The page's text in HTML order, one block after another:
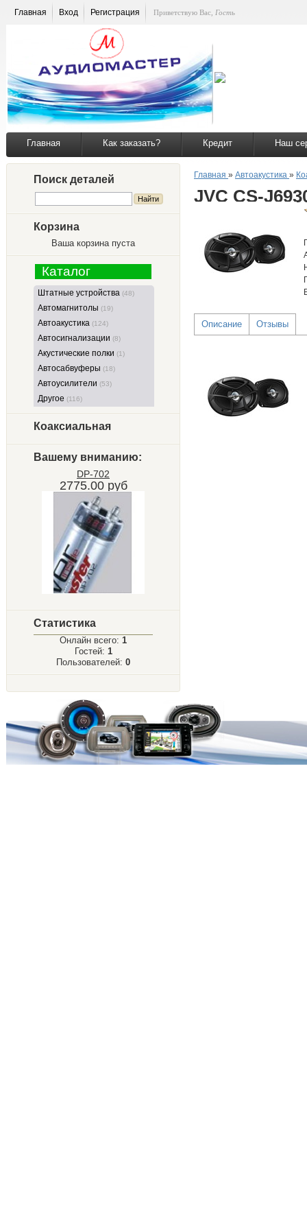
Главная Вход Регистрация Приветствую Вас Гость
Главная Как заказать? Кредит Наш
Поиск деталей
Корзина
Ваша корзина пуста
Каталог
Штатные устройства (48)
Автомагнитолы (19)
Автоакустика (124)
Автосигнализации (8)
Акустические полки (1)
Автосабвуферы (18)
Автоусилители (53)
Другое (116)
Коаксиальная
Вашему вниманию:
DP-702
2775.00 руб
Статистика
Онлайн всего: 1
Гостей: 1
Пользователей: 0
Главная » Автоакустика »
JVC CS-
Описание Отзывы